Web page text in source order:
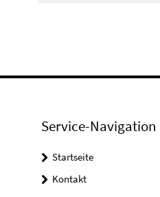
Service-Navigation
Startseite
Kontakt